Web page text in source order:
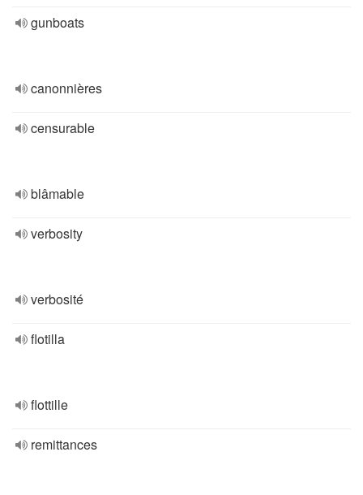
gunboats
canonnières
censurable
blâmable
verbosity
verbosité
flotilla
flottille
remittances